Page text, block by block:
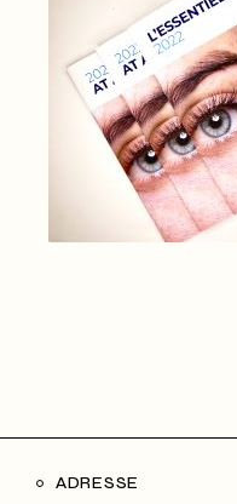
ADRESSE